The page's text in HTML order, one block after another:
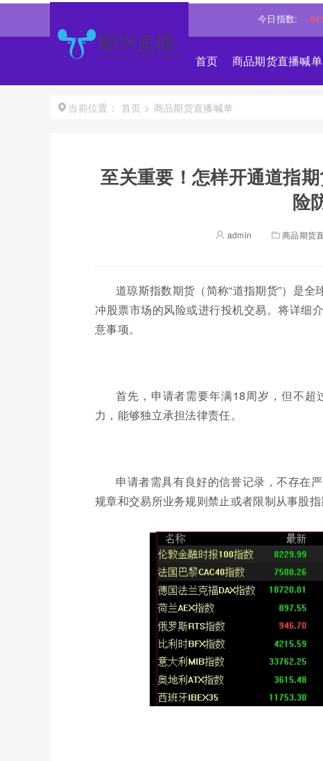
今日指数:
0.84%↑
首页 商品期货直播喊单
当前位置： 首页 > 商品期货直播喊单
至关重要！怎样开通道指
险
admin 商品期货
道琼斯指数期货（简称“道指期货”）是
冲股票市场的风险或进行投机交易。将详细
意事项。
首先，申请者需要年满18周岁，但不
力，能够独立承担法律责任。
申请者需具有良好的信誉记录，不存在
规章和交易所业务规则禁止或者限制从事股指